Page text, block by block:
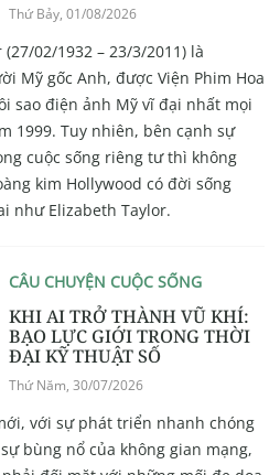
Thứ Bảy, 01/08/2026
02/1932 – 23/3/2011) là
Mỹ gốc Anh, được Viện Phim Hoa
sao điện ảnh Mỹ vĩ đại nhất mọi
1999. Tuy nhiên, bên cạnh sự
cuộc sống riêng tư thì không
kim Hollywood có đời sống
như Elizabeth Taylor.
CÂU CHUYỆN CUỘC SỐNG
KHI AI TRỞ THÀNH VŨ KHÍ:
BẠO LỰC GIỚI TRONG THỜI
ĐẠI KỸ THUẬT SỐ
Thứ Năm, 30/07/2026
với sự phát triển nhanh chóng
bùng nổ của không gian mạng,